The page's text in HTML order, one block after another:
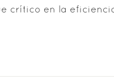
crítico en la